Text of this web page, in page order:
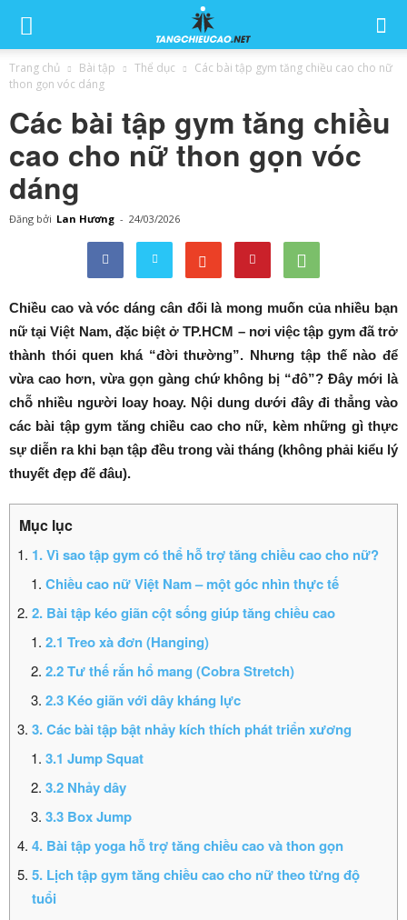
Trang chủ Bài tập Thể dục
Các bài tập gym tăng chiều cao cho nữ
thon gọn vóc dáng
Các bài tập gym tăng chiều
cao cho nữ thon gọn vóc
dáng
Đăng bởi Lan Hương - 24/03/2026
Chiều cao và vóc dáng cân đối là mong muốn của nhiều bạn
nữ tại Việt Nam, đặc biệt ở TP.HCM – nơi việc tập gym đã trở
thành thói quen khá “đời thường”. Nhưng tập thế nào để
vừa cao hơn, vừa gọn gàng chứ không bị “đô”? Đây mới là
chỗ nhiều người loay hoay. Nội dung dưới đây đi thẳng vào
các bài tập gym tăng chiều cao cho nữ, kèm những gì thực
sự diễn ra khi bạn tập đều trong vài tháng (không phải kiểu lý
thuyết đẹp đẽ đâu).
1. Vì sao tập gym có thể hỗ trợ tăng chiều cao cho nữ?
Chiều cao nữ Việt Nam – một góc nhìn thực tế
2. Bài tập kéo giãn cột sống giúp tăng chiều cao
2.1 Treo xà đơn (Hanging)
2.2 Tư thế rắn hổ mang (Cobra Stretch)
2.3 Kéo giãn với dây kháng lực
3. Các bài tập bật nhảy kích thích phát triển xương
3.1 Jump Squat
3.2 Nhảy dây
3.3 Box Jump
4. Bài tập yoga hỗ trợ tăng chiều cao và thon gọn
5. Lịch tập gym tăng chiều cao cho nữ theo từng độ
tuổi